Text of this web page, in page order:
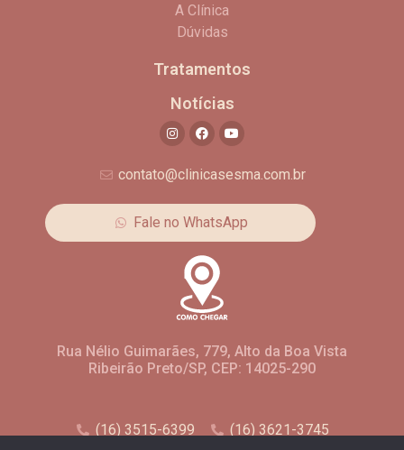
A Clínica
Dúvidas
Tratamentos
Notícias
contato@clinicasesma.com.br
Fale no WhatsApp
Rua Nélio Guimarães, 779, Alto da Boa Vista
Ribeirão Preto/SP, CEP: 14025-290
(16) 3515-6399 (16) 3621-3745